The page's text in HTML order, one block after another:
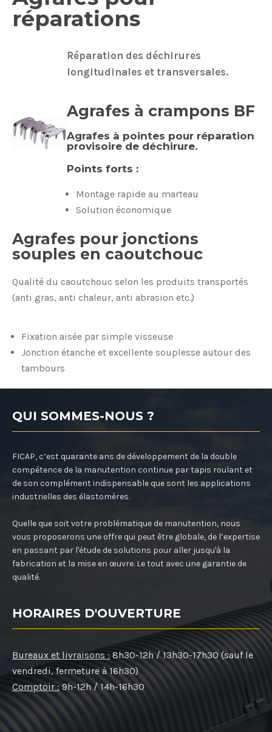
réparations
Réparation des déchirures
longitudinales et transversales.
Agrafes à crampons BF
Agrafes à pointes pour réparation
provisoire de déchirure.
Points forts :
Montage rapide au marteau
Solution économique
Agrafes pour jonctions
souples en caoutchouc
Qualité du caoutchouc selon les produits transportés
(anti gras, anti chaleur, anti abrasion etc.)
Fixation aisée par simple visseuse
Jonction étanche et excellente souplesse autour des
tambours
QUI SOMMES-NOUS ?
FICAP, c’est quarante ans de développement de la double
compétence de la manutention continue par tapis roulant et
de son complément indispensable que sont les applications
industrielles des élastomères.
Quelle que soit votre problématique de manutention, nous
vous proposerons une offre qui peut être globale, de l’expertise
en passant par l'étude de solutions pour aller jusqu'à la
fabrication et la mise en œuvre. Le tout avec une garantie de
qualité.
HORAIRES D'OUVERTURE
Bureaux et livraisons : 8h30-12h / 13h30-17h30 (sauf le
vendredi, fermeture à 16h30)
Comptoir : 9h-12h / 14h-16h30